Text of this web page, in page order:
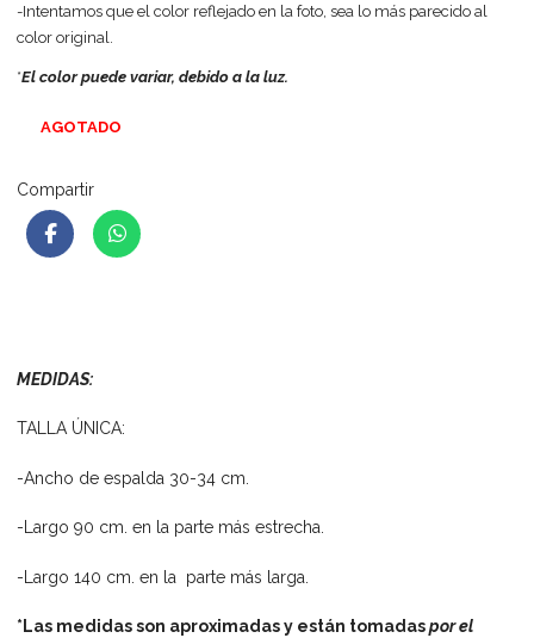
-Intentamos que el color reflejado en la foto, sea lo más parecido al
color original.
*El color puede variar, debido a la luz.
AGOTADO
Compartir
MEDIDAS:
TALLA ÚNICA:
-Ancho de espalda 30-34 cm.
-Largo 90 cm. en la parte más estrecha.
-Largo 140 cm. en la parte más larga.
*Las medidas son aproximadas y están tomadaspor el